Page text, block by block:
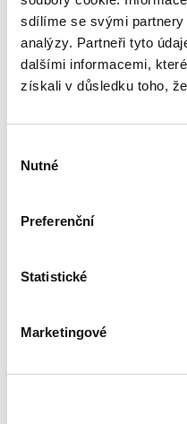
sdílíme se svými
analýzy. Partneři tyto
dalšími informacemi,
získali v důsledku toho,
souhlasu
Nutné
Preferenční
Statistické
Marketingové
nového
mimořádně aktuální
350,00 Kč
Kniha je sborníkem
konferenci k deseti
Právnické fakultě UP